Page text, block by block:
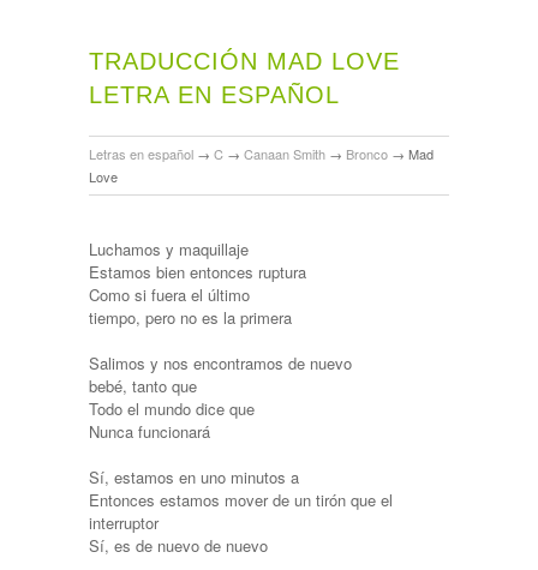
TRADUCCIÓN MAD LOVE
LETRA EN ESPAÑOL
Letras en español → C → Canaan Smith → Bronco → Mad
Love
Luchamos y maquillaje
Estamos bien entonces ruptura
Como si fuera el último
tiempo, pero no es la primera
Salimos y nos encontramos de nuevo
bebé, tanto que
Todo el mundo dice que
Nunca funcionará
Sí, estamos en uno minutos a
Entonces estamos mover de un tirón que el
interruptor
Sí, es de nuevo de nuevo